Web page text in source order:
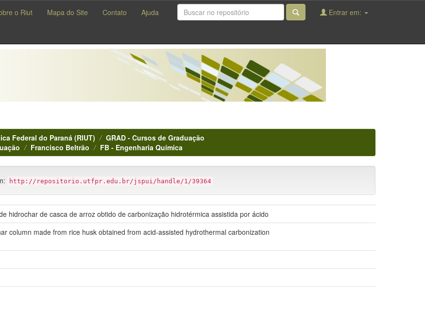
o Riut Mapa do Site Contato Ajuda Entrar em:
Federal do Paraná (RIUT)
GRAD - Cursos de Graduação
Francisco Beltrão FB - Engenharia Química
http://repositorio.utfpr.edu.br/jspui/handle/1/39364
hidrochar de casca de arroz obtido de carbonização hidrotérmica assistida por ácido
column made from rice husk obtained from acid-assisted hydrothermal carbonization